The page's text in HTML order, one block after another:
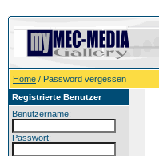
Home / Password vergessen
Registrierte Benutzer
Benutzername:
Passwort: